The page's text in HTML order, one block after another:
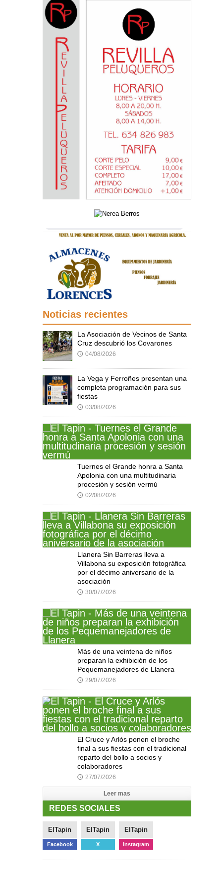
Noticias recientes
La Asociación de Vecinos de Santa
Cruz descubrió los Covarones
🕔 04/08/2026
La Vega y Ferroñes presentan una
completa programación para sus
fiestas
🕔 03/08/2026
Tuernes el Grande honra a Santa
Apolonia con una multitudinaria
procesión y sesión vermú
🕔 02/08/2026
Llanera Sin Barreras lleva a
Villabona su exposición fotográfica
por el décimo aniversario de la
asociación
🕔 30/07/2026
Más de una veintena de niños
preparan la exhibición de los
Pequemanejadores de Llanera
🕔 29/07/2026
El Cruce y Arlós ponen el broche
final a sus fiestas con el tradicional
reparto del bollo a socios y
colaboradores
🕔 27/07/2026
Leer mas
REDES SOCIALES
ElTapin
Facebook
ElTapin
X
ElTapin
Instagram